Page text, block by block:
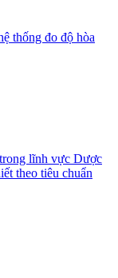
thống đo độ hòa
lĩnh vực Dược
theo tiêu chuẩn